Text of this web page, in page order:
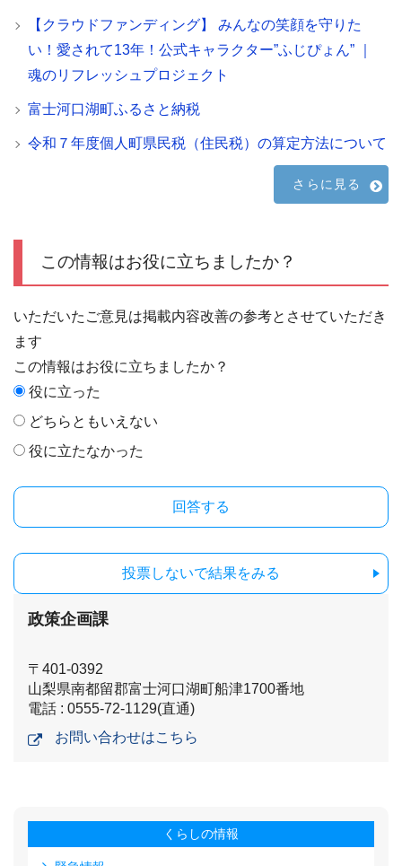
【クラウドファンディング】 みんなの笑顔を守りた
い！愛されて13年！公式キャラクター”ふじぴょん” ｜
魂のリフレッシュプロジェクト
富士河口湖町ふるさと納税
令和７年度個人町県民税（住民税）の算定方法について
さらに見る
この情報はお役に立ちましたか？
いただいたご意見は掲載内容改善の参考とさせていただき
ます
この情報はお役に立ちましたか？
役に立った
どちらともいえない
役に立たなかった
投票しないで結果をみる
政策企画課
〒401-0392
山梨県南都留郡富士河口湖町船津1700番地
電話 : 0555-72-1129(直通)
お問い合わせはこちら
くらしの情報